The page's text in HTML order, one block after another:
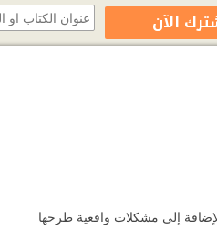
إلى مشكلات واقعية طرحها
الآن